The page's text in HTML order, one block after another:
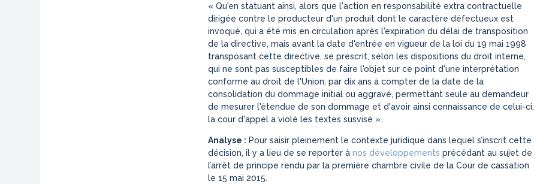
« Qu'en statuant ainsi, alors que l'action en responsabilité extra contractuelle
dirigée contre le producteur d'un produit dont le caractère défectueux est
invoqué, qui a été mis en circulation après l'expiration du délai de transposition
de la directive, mais avant la date d'entrée en vigueur de la loi du 19 mai 1998
transposant cette directive, se prescrit, selon les dispositions du droit interne,
qui ne sont pas susceptibles de faire l'objet sur ce point d'une interprétation
conforme au droit de l'Union, par dix ans à compter de la date de la
consolidation du dommage initial ou aggravé, permettant seule au demandeur
de mesurer l'étendue de son dommage et d'avoir ainsi connaissance de celui-ci,
la cour d'appel a violé les textes susvisé ».
Analyse : Pour saisir pleinement le contexte juridique dans lequel s’inscrit cette
décision, il y a lieu de se reporter à nos développements précédant au sujet de
l’arrêt de principe rendu par la première chambre civile de la Cour de cassation
le 15 mai 2015.